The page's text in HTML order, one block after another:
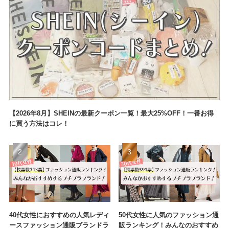
【2026年8月】SHEINの最新クーポン一覧！最大25%OFF！一番お得
に買う方法はコレ！
40代女性におすすめの人気レディ
ースファッション通販ブランドラ
50代女性に人気のファッション通
販ランキング！みんなのおすすめ